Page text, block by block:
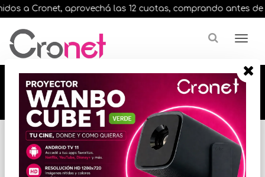
a Cronet, aprovechá las 12 cuotas, comprando antes de
🔥🔥🔥 12 cuotas, en todos nuestros artículos,
comprando antes de las 13 hrs. envíos en el
día 🔥🔥🔥
Inicio AUDIO PARLANTES